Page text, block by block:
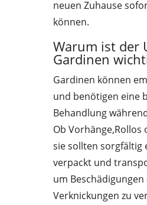
neuen Zuhause
können.
Warum ist der
Gardinen
Gardinen können
und benötigen eine
Behandlung
Ob Vorhänge,Rollos
sie sollten sorgfältig
verpackt und
um
Verknickungen zu